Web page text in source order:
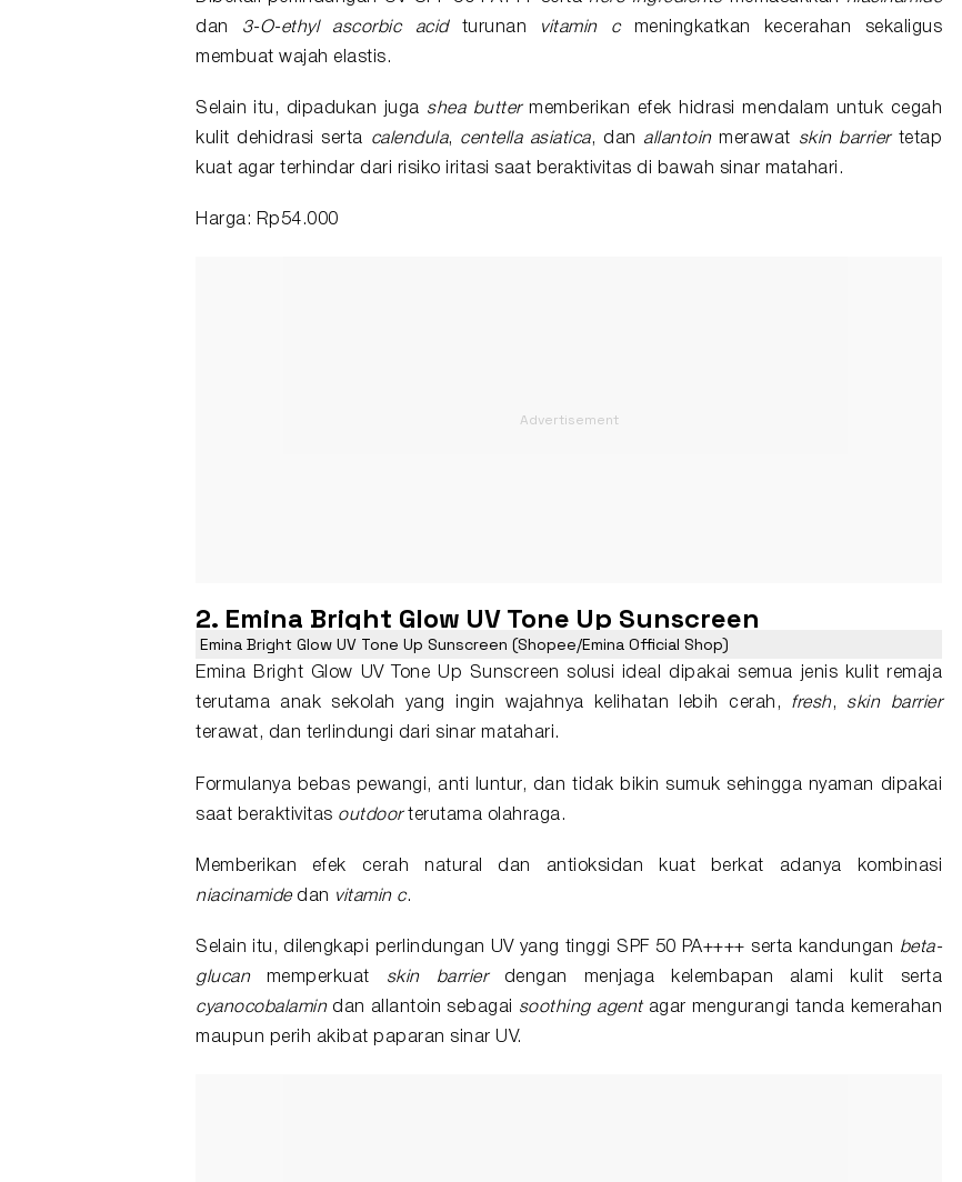
dan 3-O-ethyl ascorbic acidturunan vitamin cmeningkatkan kecerahan sekaligus
membuat wajah elastis.
Selain itu, dipadukan juga shea buttermemberikan efek hidrasi mendalam untuk cegah
kulit dehidrasi serta
calendula, centella asiatica, dan allantoinmerawat skin barriertetap
kuat agar terhindar dari risiko iritasi saat beraktivitas di bawah sinar matahari.
Harga: Rp54.000
2. Emina Bright Glow UV Tone Up Sunscreen
Emina Bright Glow UV Tone Up Sunscreen (Shopee/Emina Official Shop)
Emina Bright Glow UV Tone Up Sunscreen solusi ideal dipakai semua jenis kulit remaja
terutama anak sekolah yang ingin wajahnya kelihatan lebih cerah, fresh, skin barrier
terawat, dan terlindungi dari sinar matahari.
Formulanya bebas pewangi, anti luntur, dan tidak bikin sumuk sehingga nyaman dipakai
saat beraktivitas outdoorterutama olahraga.
Memberikan efek cerah natural dan antioksidan kuat berkat adanya kombinasi
niacinamidedan vitamin c.
Selain itu, dilengkapi perlindungan UV yang tinggi SPF 50 PA++++ serta kandungan beta-
glucanmemperkuat skin barrierdengan menjaga kelembapan alami kulit serta
cyanocobalamindan allantoin sebagai soothing agentagar mengurangi tanda kemerahan
maupun perih akibat paparan sinar UV.